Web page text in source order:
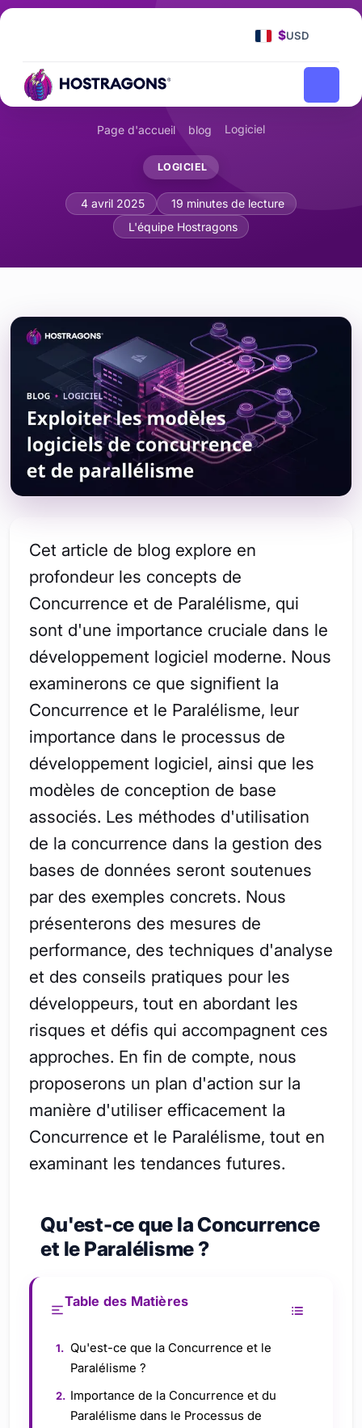
$USD
Page d'accueil blog Logiciel
LOGICIEL
Exploiter les Modèles de
4 avril 2025
19 minutes de lecture
L'équipe Hostragons
Cet article de blog explore en
profondeur les concepts de
Concurrence et de Paralélisme, qui
sont d'une importance cruciale dans le
développement logiciel moderne. Nous
examinerons ce que signifient la
Concurrence et le Paralélisme, leur
importance dans le processus de
développement logiciel, ainsi que les
modèles de conception de base
associés. Les méthodes d'utilisation
de la concurrence dans la gestion des
bases de données seront soutenues
par des exemples concrets. Nous
présenterons des mesures de
performance, des techniques d'analyse
et des conseils pratiques pour les
développeurs, tout en abordant les
risques et défis qui accompagnent ces
approches. En fin de compte, nous
proposerons un plan d'action sur la
manière d'utiliser efficacement la
Concurrence et le Paralélisme, tout en
examinant les tendances futures.
Qu'est-ce que la Concurrence
et le Paralélisme ?
Table des Matières
Qu'est-ce que la Concurrence et le
Paralélisme ?
Importance de la Concurrence et du
Paralélisme dans le Processus de